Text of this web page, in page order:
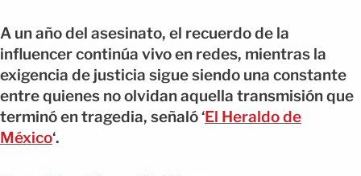
A un año del asesinato, el recuerdo de la
influencer continúa vivo en redes, mientras la
exigencia de justicia sigue siendo una constante
entre quienes no olvidan aquella transmisión que
terminó en tragedia, señaló ‘El Heraldo de
México‘.